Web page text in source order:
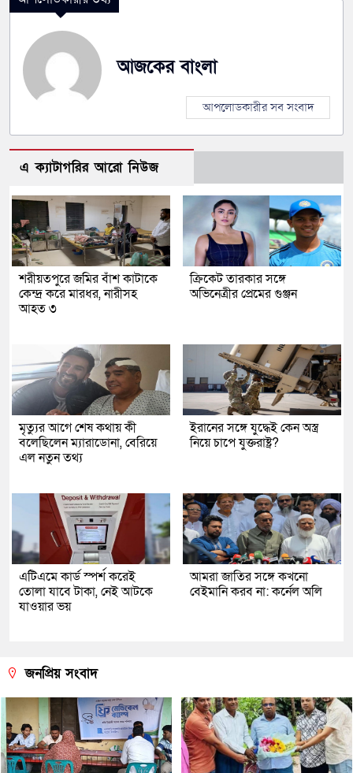
আজকের বাংলা
আপলোডকারীর সব সংবাদ
এ ক্যাটাগরির আরো নিউজ
শরীয়তপুরে জমির বাঁশ কাটাকে
কেন্দ্র করে মারধর, নারীসহ
আহত ৩
ক্রিকেট তারকার সঙ্গে
অভিনেত্রীর প্রেমের গুঞ্জন
মৃত্যুর আগে শেষ কথায় কী
বলেছিলেন ম্যারাডোনা, বেরিয়ে
এল নতুন তথ্য
ইরানের সঙ্গে যুদ্ধেই কেন অস্ত্র
নিয়ে চাপে যুক্তরাষ্ট্র?
এটিএমে কার্ড স্পর্শ করেই
তোলা যাবে টাকা, নেই আটকে
যাওয়ার ভয়
আমরা জাতির সঙ্গে কখনো
বেইমানি করব না: কর্নেল অলি
জনপ্রিয় সংবাদ